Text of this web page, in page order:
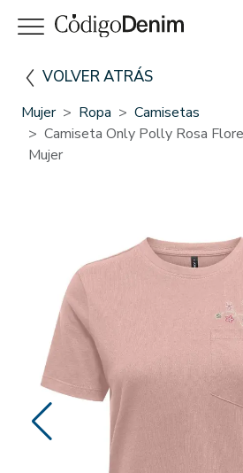
VOLVER ATRÁS
Mujer Ropa
Camisetas
Camiseta Only Polly Rosa
Mujer